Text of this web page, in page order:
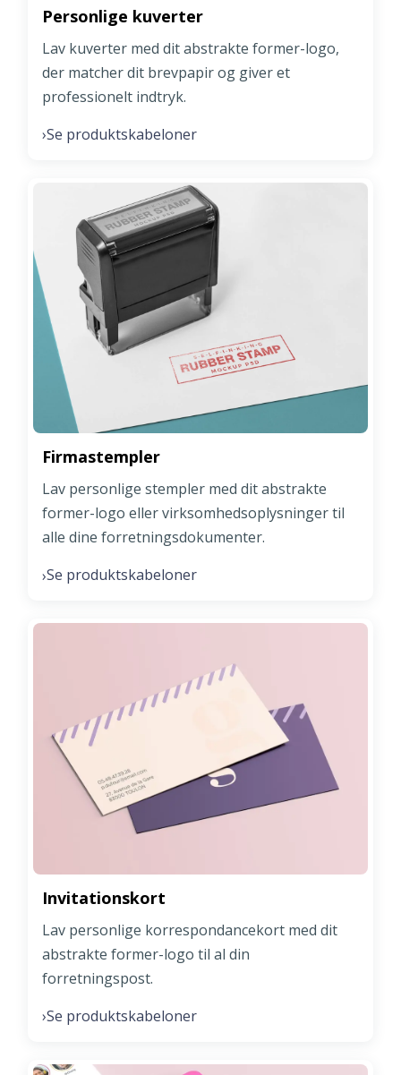
Personlige kuverter
Lav kuverter med dit abstrakte former-logo,
der matcher dit brevpapir og giver et
professionelt indtryk.
›Se produktskabeloner
Firmastempler
Lav personlige stempler med dit abstrakte
former-logo eller virksomhedsoplysninger til
alle dine forretningsdokumenter.
›Se produktskabeloner
Invitationskort
Lav personlige korrespondancekort med dit
abstrakte former-logo til al din
forretningspost.
›Se produktskabeloner